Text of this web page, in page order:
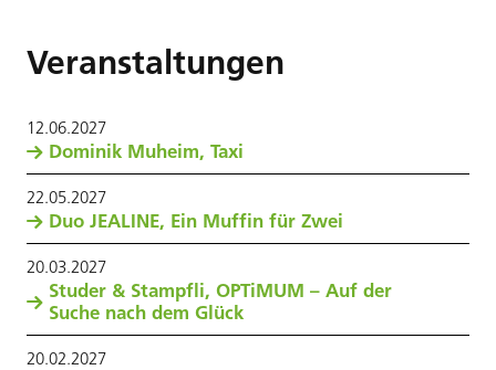
Veranstaltungen
12.06.2027
Dominik Muheim, Taxi
22.05.2027
Duo JEALINE, Ein Muffin für Zwei
20.03.2027
Studer & Stampfli, OPTiMUM – Auf der
Suche nach dem Glück
20.02.2027